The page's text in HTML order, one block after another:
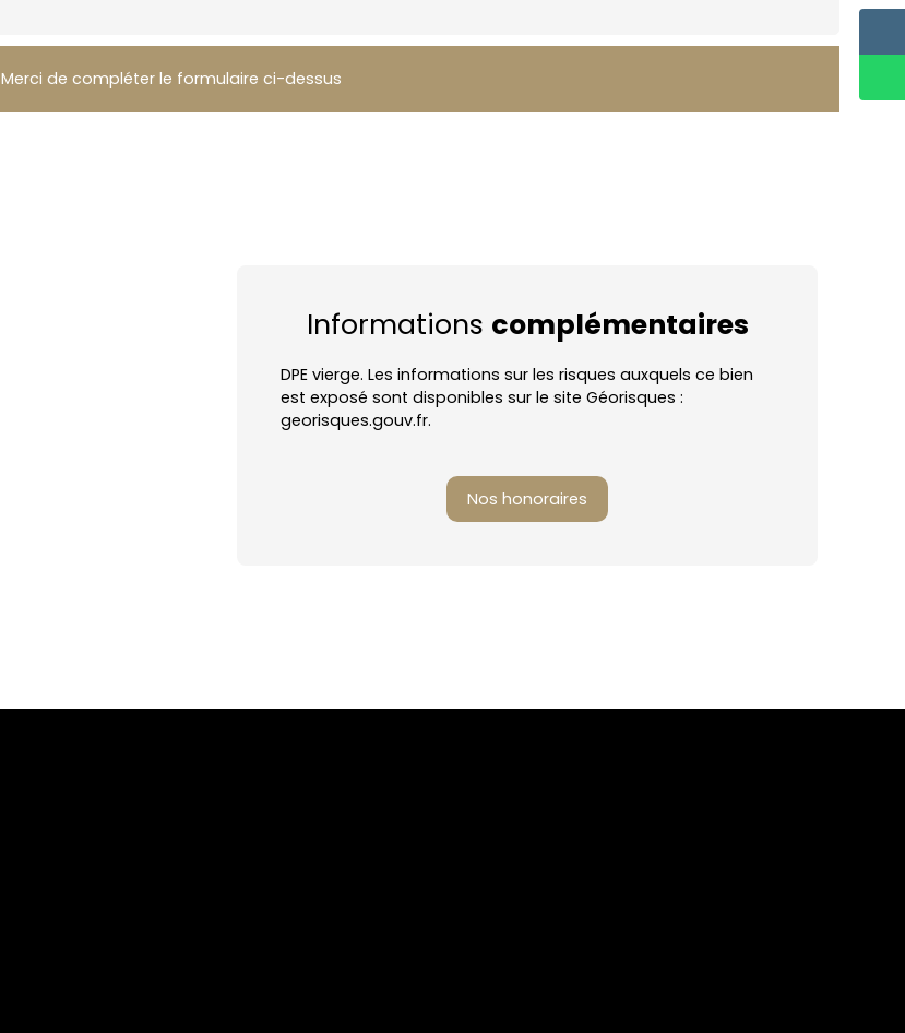
Merci de compléter le formulaire ci-dessus
Informations complémentaires
DPE vierge. Les informations sur les risques auxquels ce bien
est exposé sont disponibles sur le site Géorisques :
georisques.gouv.fr.
Nos honoraires